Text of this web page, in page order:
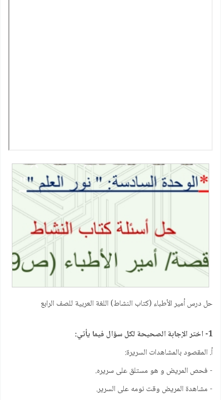
حل درس أمير الأطباء (كتاب النشاط) اللغة العربية للصف الرابع
1- اختر الإجابة الصحيحة لكل سؤال فيما يأتي:
أ. المقصود بالمشاهدات السريرة:
- فحص المريض و هو مستلق على سريره.
- مشاهدة المريض وقت نومه على السرير.